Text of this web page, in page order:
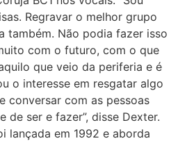
Regravar o melhor grupo
também. Não podia fazer isso
com o futuro, com o que
que veio da periferia e é
o interesse em resgatar algo
conversar com as pessoas
de ser e fazer”, disse Dexter.
lançada em 1992 e aborda